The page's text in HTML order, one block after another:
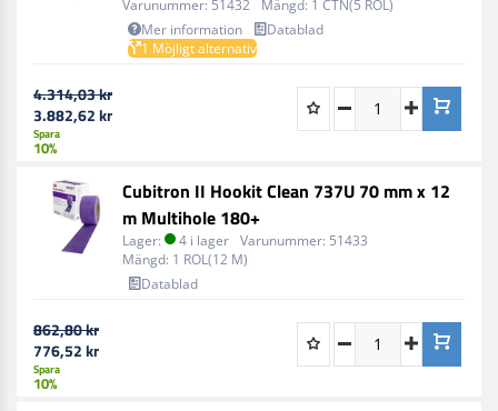
Den unika kiss-cut-udskæringsteknologi gör det enkelt
att välja den ark längd som är bäst för projektet.
Varunummer: 51432 Mängd: 1 CTN(5 ROL)
Mer information
Datablad
1 Möjligt alternativ
4.314,03 kr
3.882,62 kr
Spara
10%
Cubitron II Hookit Clean 737U 70 mm x 12
m Multihole 180+
Lager: 4 i lager Varunummer: 51433
Mängd: 1 ROL(12 M)
Datablad
862,80 kr
776,52 kr
Spara
10%